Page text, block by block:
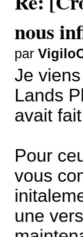
nous
par
Je
Lands
avait
Pour
vous
une